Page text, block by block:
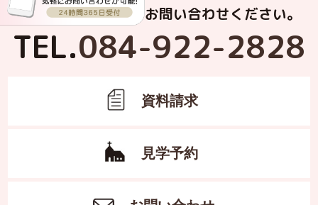
お電話でもお気軽にお問い合わせください。
TEL.084-922-2828
資料請求
見学予約